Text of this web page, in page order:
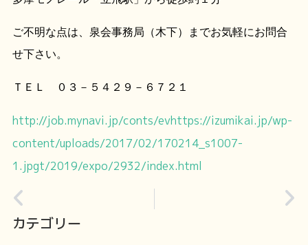
ご不明な点は、泉会事務局（木下）までお気軽にお問合
せ下さい。
ＴＥＬ ０３－５４２９－６７２１
http://job.mynavi.jp/conts/evhttps://izumikai.jp/wp-
content/uploads/2017/02/170214_s1007-
1.jpgt/2019/expo/2932/index.html
カテゴリー